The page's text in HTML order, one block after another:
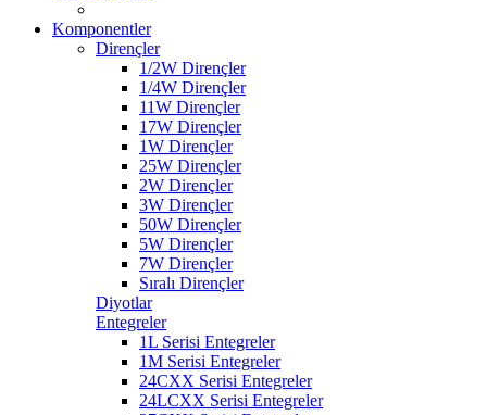
Komponentler
Dirençler
1/2W Dirençler
1/4W Dirençler
11W Dirençler
17W Dirençler
1W Dirençler
25W Dirençler
2W Dirençler
3W Dirençler
50W Dirençler
5W Dirençler
7W Dirençler
Sıralı Dirençler
Diyotlar
Entegreler
1L Serisi Entegreler
1M Serisi Entegreler
24CXX Serisi Entegreler
24LCXX Serisi Entegreler